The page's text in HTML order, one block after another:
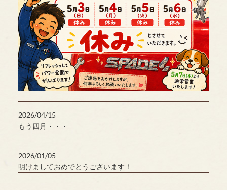
2026/04/15
もう四月・・・
2026/01/05
明けましておめでとうございます！